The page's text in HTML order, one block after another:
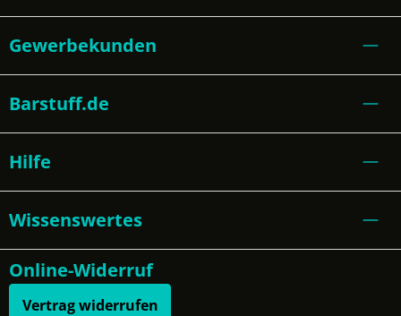
Gewerbekunden
Barstuff.de
Hilfe
Wissenswertes
Online-Widerruf
Vertrag widerrufen